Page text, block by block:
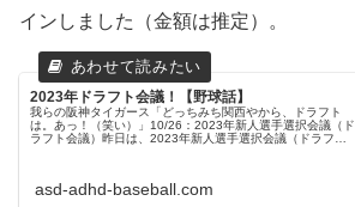
インしました（金額は推定）。
2023年ドラフト会議！【野球話】
我らの阪神タイガース「どっちみち関西やから、ドラフト
は。あっ！（笑い）」10/26：2023年新人選手選択会議（ド
ラフト会議）昨日は、2023年新人選手選択会議（ドラフト
asd-adhd-baseball.com